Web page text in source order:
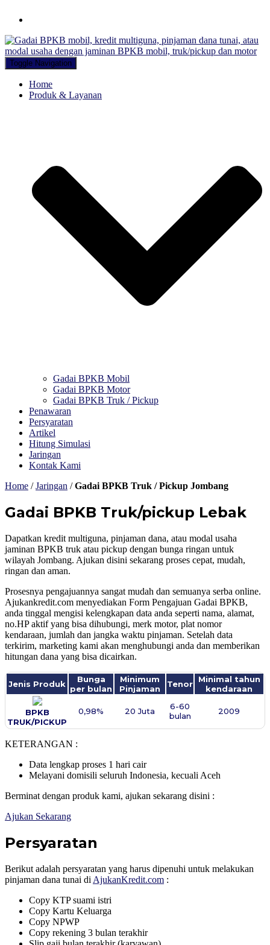
Toggle Navigation
Home
Produk & Layanan
Gadai BPKB Mobil
Gadai BPKB Motor
Gadai BPKB Truk / Pickup
Penawaran
Persyaratan
Artikel
Hitung Simulasi
Jaringan
Kontak Kami
Home /Jaringan /Gadai BPKB Truk / Pickup Jombang
Gadai BPKB Truk/pickup Lebak
Dapatkan kredit multiguna, pinjaman dana, atau modal usaha
jaminan BPKB truk atau pickup dengan bunga ringan untuk
wilayah Jombang. Ajukan disini sekarang proses cepat, mudah,
ringan dan aman.
Prosesnya pengajuannya sangat mudah dan semuanya serba online.
Ajukankredit.com menyediakan Form Pengajuan Gadai BPKB,
anda tinggal mengisi kelengkapan data anda seperti nama, alamat,
no.HP aktif yang bisa dihubungi, merk motor, plat nomor
kendaraan, jumlah dan jangka waktu pinjaman. Setelah data
terkirim, marketing kami akan menghubungi anda dan memberikan
hitungan dana yang bisa dicairkan.
Jenis Produk
Bunga
per bulan
Minimum
Pinjaman
Tenor
Minimal tahun
kendaraan
BPKB
TRUK/PICKUP
0,98% 20 Juta
6-60
bulan
2009
KETERANGAN :
Data lengkap proses 1 hari cair
Melayani domisili seluruh Indonesia, kecuali Aceh
Berminat dengan produk kami, ajukan sekarang disini :
Ajukan Sekarang
Persyaratan
Berikut adalah persyaratan yang harus dipenuhi untuk melakukan
pinjaman dana tunai di AjukanKredit.com :
Copy KTP suami istri
Copy Kartu Keluarga
Copy NPWP
Copy rekening 3 bulan terakhir